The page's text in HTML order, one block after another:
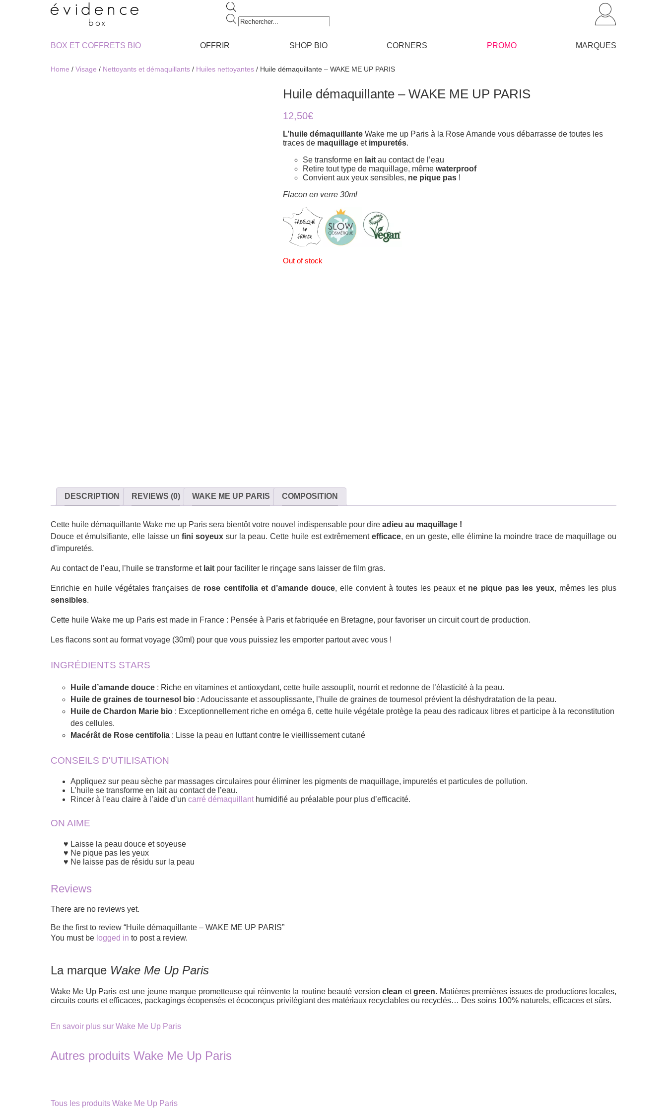
Recherche
de
BOX ET COFFRETS BIO
OFFRIR SHOP BIO CORNERS PROMO MARQUES
Home / Visage / Nettoyants et démaquillants / Huiles nettoyantes / Huile démaquillante – WAKE ME UP PARIS
Huile démaquillante – WAKE ME UP PARIS
12,50€
L’huile démaquillante Wake me up Paris à la Rose Amande vous débarrasse de toutes les
traces de maquillage et impuretés.
Se transforme en lait au contact de l’eau
Retire tout type de maquillage, même waterproof
Convient aux yeux sensibles, ne pique pas !
Flacon en verre 30ml
Out of stock
DESCRIPTION REVIEWS (0) WAKE ME UP PARIS COMPOSITION
Cette huile démaquillante Wake me up Paris sera bientôt votre nouvel indispensable pour dire adieu au maquillage !
Douce et émulsifiante, elle laisse unfini soyeux sur la peau. Cette huile est extrêmement efficace, en un geste, elle élimine la moindre trace de maquillage ou
d’impuretés.
Au contact de l’eau, l’huile se transforme et lait pour faciliter le rinçage sans laisser de film gras.
Enrichie en huile végétales françaises de rose centifolia et d’amande douce, elle convient à toutes les peaux et ne pique pas les yeux, mêmes les plus
sensibles.
Cette huile Wake me up Paris est made in France : Pensée à Paris et fabriquée en Bretagne, pour favoriser un circuit court de production.
Les flacons sont au format voyage (30ml) pour que vous puissiez les emporter partout avec vous !
INGRÉDIENTS STARS
Huile d’amande douce : Riche en vitamines et antioxydant, cette huile assouplit, nourrit et redonne de l’élasticité à la peau.
Huile de graines de tournesol bio : Adoucissante et assouplissante, l’huile de graines de tournesol prévient la déshydratation de la peau.
Huile de Chardon Marie bio : Exceptionnellement riche en oméga 6, cette huile végétale protège la peau des radicaux libres et participe à la reconstitution
des cellules.
Macérât de Rose centifolia : Lisse la peau en luttant contre le vieillissement cutané
CONSEILS D'UTILISATION
Appliquez sur peau sèche par massages circulaires pour éliminer les pigments de maquillage, impuretés et particules de pollution.
L’huile se transforme en lait au contact de l’eau.
Rincer à l’eau claire à l’aide d’un carré démaquillanthumidifié au préalable pour plus d’efficacité.
ON AIME
Laisse la peau douce et soyeuse
Ne pique pas les yeux
Ne laisse pas de résidu sur la peau
Reviews
There are no reviews yet.
Be the first to review “Huile démaquillante – WAKE ME UP PARIS”
You must be logged in to post a review.
La marque Wake Me Up Paris
Wake Me Up Paris est une jeune marque prometteuse qui réinvente la routine beauté versionclean etgreen. Matières premières issues de productions locales,
circuits courts et efficaces, packagings écopensés et écoconçus privilégiant des matériaux recyclables ou recyclés… Des soins 100% naturels, efficaces et sûrs.
En savoir plus sur Wake Me Up Paris
Autres produits Wake Me Up Paris
Tous les produits Wake Me Up Paris